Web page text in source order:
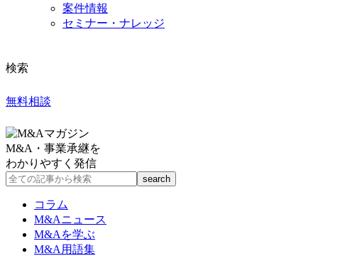
案件情報
セミナー・ナレッジ
検索
無料相談
M&A・事業承継を
わかりやすく発信
コラム
M&Aニュース
M&Aを学ぶ
M&A用語集